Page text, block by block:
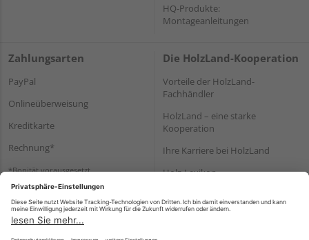
HQ-Produkte:
Montageanleitungen
Zahlungsarten
PayPal
Onlineüberweisung
Kreditkarte
Rechnung*
*Bonität vorausgesetzt
Die HolzLand-Kooperation
Vorteile der HolzLand-
Fachhändler
HolzLand – eine starke
Kooperation
Ihre Karriere bei HolzLand
Holz-Lexikon